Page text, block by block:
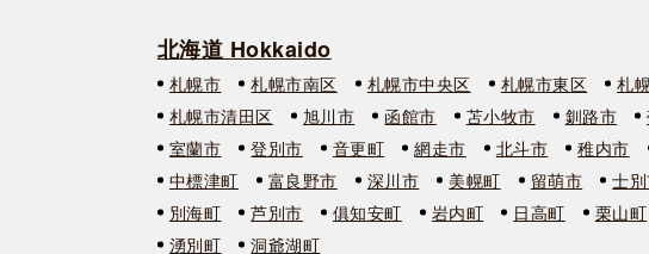
北海道 Hokkaido
札幌市 札幌市南区 札幌市中央区 札幌市東区 札
札幌市清田区
旭川市 函館市 苫小牧市 釧路市
室蘭市
登別市 音更町 網走市 北斗市 稚内市
中標津町
富良野市 深川市 美幌町 留萌市 士
別海町
芦別市 俱知安町 岩内町 日高町 栗山町
湧別町
洞爺湖町